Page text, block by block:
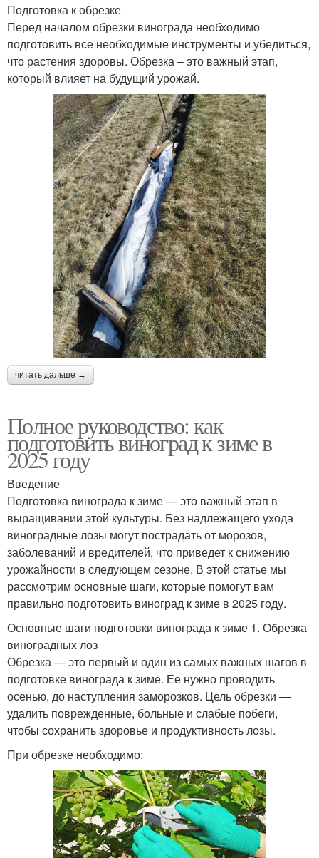
Подготовка к обрезке
Перед началом обрезки винограда необходимо
подготовить все необходимые инструменты и убедиться,
что растения здоровы. Обрезка – это важный этап,
который влияет на будущий урожай.
читать дальше →
Полное руководство: как
подготовить виноград к зиме в
2025 году
Введение
Подготовка винограда к зиме — это важный этап в
выращивании этой культуры. Без надлежащего ухода
виноградные лозы могут пострадать от морозов,
заболеваний и вредителей, что приведет к снижению
урожайности в следующем сезоне. В этой статье мы
рассмотрим основные шаги, которые помогут вам
правильно подготовить виноград к зиме в 2025 году.
Основные шаги подготовки винограда к зиме 1. Обрезка
виноградных лоз
Обрезка — это первый и один из самых важных шагов в
подготовке винограда к зиме. Ее нужно проводить
осенью, до наступления заморозков. Цель обрезки —
удалить поврежденные, больные и слабые побеги,
чтобы сохранить здоровье и продуктивность лозы.
При обрезке необходимо: